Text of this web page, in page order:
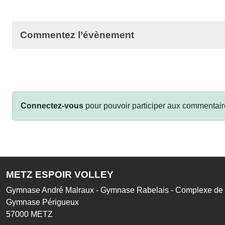
Commentez l’évènement
Connectez-vous pour pouvoir participer aux
METZ ESPOIR VOLLEY
Gymnase André Malraux - Gymnase Rabelais - Complexe
Gymnase Périgueux
57000 METZ